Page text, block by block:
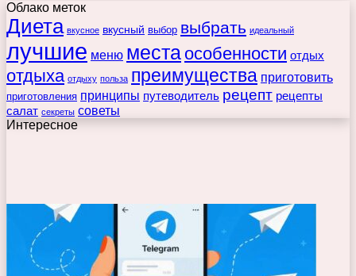
Облако меток
Диета вкусное вкусный выбор выбрать идеальный
лучшие меню места особенности отдых
отдыха отдыху польза преимущества приготовить
приготовления принципы путеводитель рецепт рецепты
салат секреты советы
Интересное